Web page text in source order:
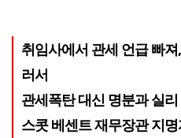
취임사에서 관세 언급 빠
러서
관세폭탄 대신 명분과 실
스콧 베센트 재무장관 지